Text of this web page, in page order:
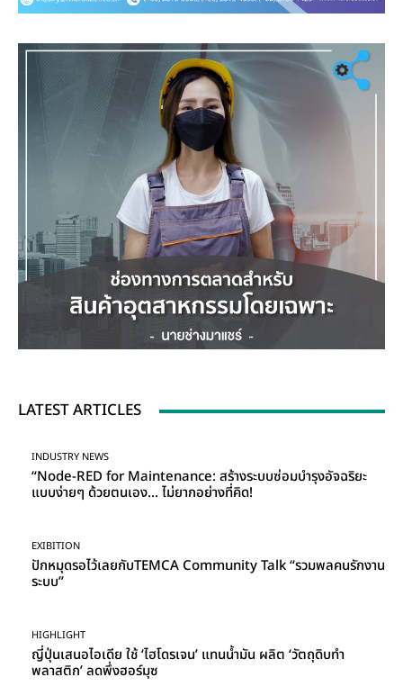
LATEST ARTICLES
INDUSTRY NEWS
“Node-RED for Maintenance: สร้างระบบซ่อมบำรุงอัจฉริยะ
แบบง่ายๆ ด้วยตนเอง… ไม่ยากอย่างที่คิด!
EXIBITION
ปักหมุดรอไว้เลยกับTEMCA Community Talk “รวมพลคนรักงาน
ระบบ”
HIGHLIGHT
ญี่ปุ่นเสนอไอเดีย ใช้ ‘ไฮโดรเจน’ แทนน้ำมัน ผลิต ‘วัตถุดิบทำ
พลาสติก’ ลดพึ่งฮอร์มุซ